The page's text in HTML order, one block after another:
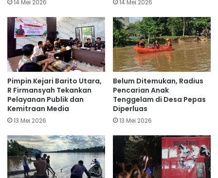
14 Mei 2026 14 Mei 2026
Pimpin Kejari Barito Utara,
R Firmansyah Tekankan
Pelayanan Publik dan
Kemitraan Media
13 Mei 2026
Belum Ditemukan, Radius
Pencarian Anak
Tenggelam di Desa Pepas
Diperluas
13 Mei 2026